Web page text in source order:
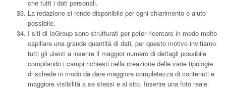
che tutti i dati personali.
La redazione si rende disponibile per ogni chiarimento o aiuto
possibile.
I siti di IoGroup sono strutturati per poter ricercare in modo molto
capillare una grande quantità di dati, per questo motivo invitiamo
tutti gli utenti a inserire il maggior numero di dettagli possibile
compilando i campi richiesti nella creazione delle varie tipologie
di schede in modo da dare maggiore completezza di contenuti e
maggiore visibilità a se stessi e al sito. Inserire una foto reale